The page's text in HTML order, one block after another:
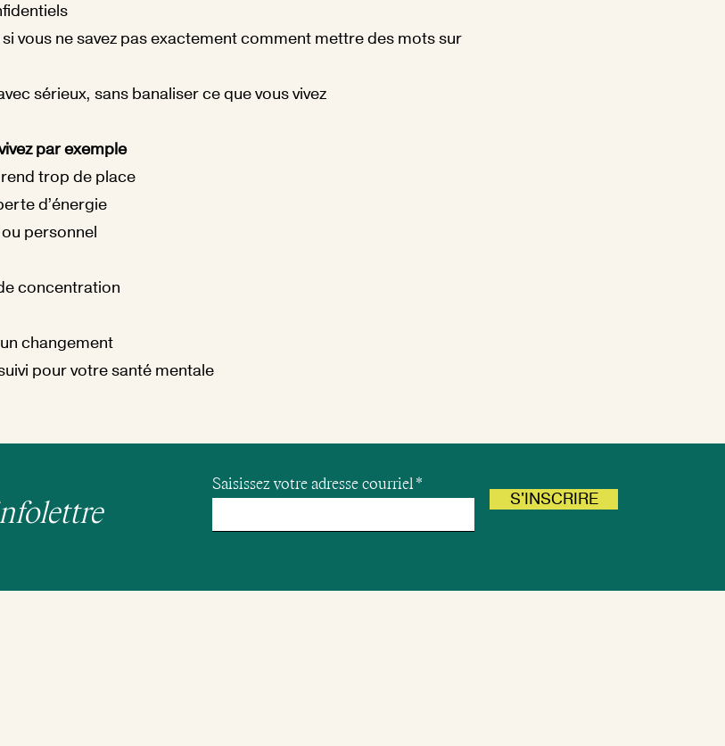
vous ne savez pas exactement comment mettre des mots sur
sérieux, sans banaliser ce que vous vivez
par exemple
trop de place
d’énergie
personnel
concentration
changement
pour votre santé mentale
Saisissez votre adresse courriel
S'INSCRIRE